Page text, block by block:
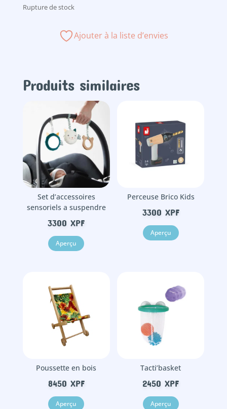
Rupture de stock
Ajouter à la liste d’envies
Produits similaires
Set d’accessoires
sensoriels a suspendre
3300XPF
Aperçu
Perceuse Brico Kids
3300 XPF
Aperçu
Poussette en bois
8450 XPF
Aperçu
Tacti’basket
2450XPF
Aperçu